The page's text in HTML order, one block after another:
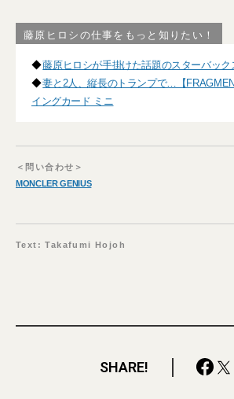
藤原ヒロシの仕事をもっと知りたい！
◆藤原ヒロシが手掛けた話題のスターバック
◆妻と2人、縦長のトランプで…【
イングカード ミニ
＜問い合わせ＞
MONCLER GENIUS
Text: Takafumi Hojoh
SHARE!